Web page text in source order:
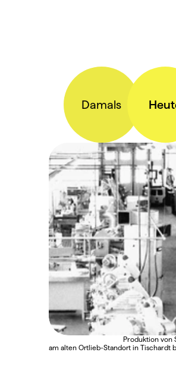
Damals
Produktion von
am alten Ortlieb-Standort in Tischardt